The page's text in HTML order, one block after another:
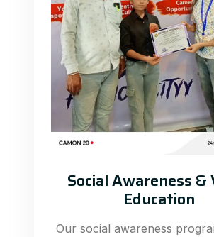
Social Awareness &
Education
Our social awareness